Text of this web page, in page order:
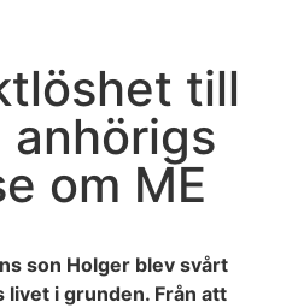
till
anhörigs
om ME
son Holger blev svårt
livet i grunden. Från att